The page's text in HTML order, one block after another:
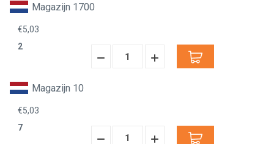
Magazijn 1700
€5,03
2
Hoeveelheid
Hoeveelheid
Magazijn 10
€5,03
7
Hoeveelheid
Hoeveelheid